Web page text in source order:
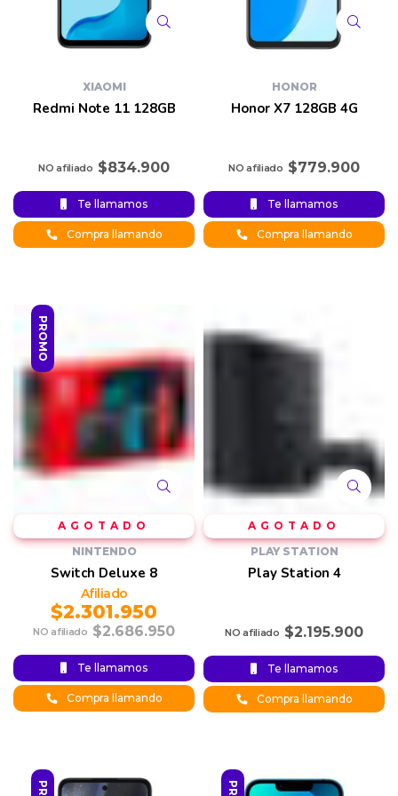
XIAOMI
Redmi Note 11 128GB
$834.900
Te llamamos
Compra llamando
HONOR
Honor X7 128GB 4G
$779.900
Te llamamos
Compra llamando
PROMO
NINTENDO
Switch Deluxe 8
$2.686.950
Original
was:
$2.301.950
Current
price is:
Te llamamos
Compra llamando
PLAY STATION
Play Station 4
$2.195.900
Te llamamos
Compra llamando